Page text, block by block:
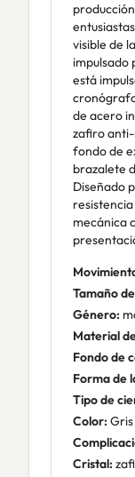
visible de
impulsado
está
de acero
zafiro
fondo de
brazalete
Diseñado
mecánica
Tamaño
Género:
Material
Fondo de
Forma de
Tipo de
Color: Gris
Cristal: